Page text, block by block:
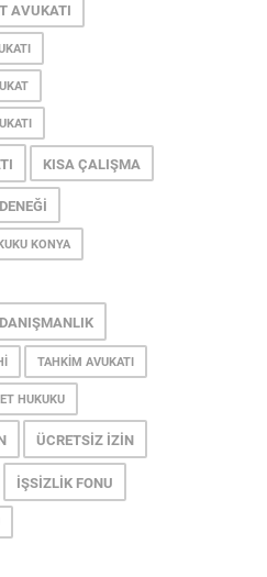
AVUKATI
KISA ÇALIŞMA
KONYA
TAHKIM AVUKATI
HUKUKU
ÜCRETSIZ İZIN
İŞSIZLIK FONU